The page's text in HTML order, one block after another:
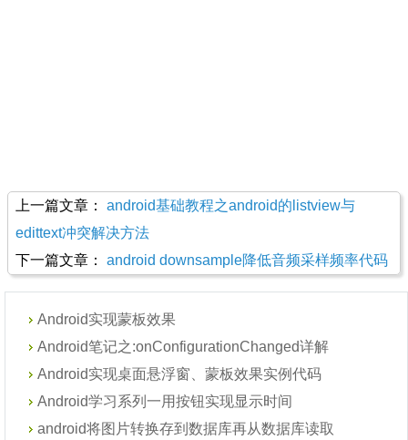
上一篇文章： android基础教程之android的listview与
edittext冲突解决方法
下一篇文章： android downsample降低音频采样频率代码
Android实现蒙板效果
Android笔记之:onConfigurationChanged详解
Android实现桌面悬浮窗、蒙板效果实例代码
Android学习系列一用按钮实现显示时间
android将图片转换存到数据库再从数据库读取